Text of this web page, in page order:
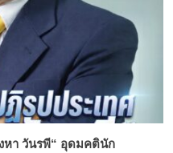
หา วันรพี“ อุดมคตินัก